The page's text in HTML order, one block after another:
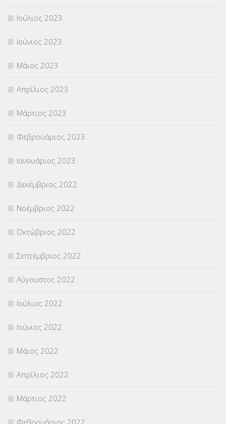
Ιούλιος 2023
Ιούνιος 2023
Μάιος 2023
Απρίλιος 2023
Μάρτιος 2023
Φεβρουάριος 2023
Ιανουάριος 2023
Δεκέμβριος 2022
Νοέμβριος 2022
Οκτώβριος 2022
Σεπτέμβριος 2022
Αύγουστος 2022
Ιούλιος 2022
Ιούνιος 2022
Μάιος 2022
Απρίλιος 2022
Μάρτιος 2022